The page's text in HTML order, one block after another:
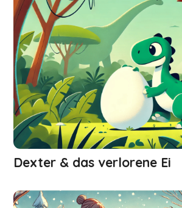
Dexter & das verlorene Ei